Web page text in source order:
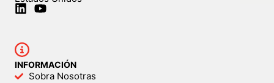
INFORMACIÓN
Sobra Nosotras